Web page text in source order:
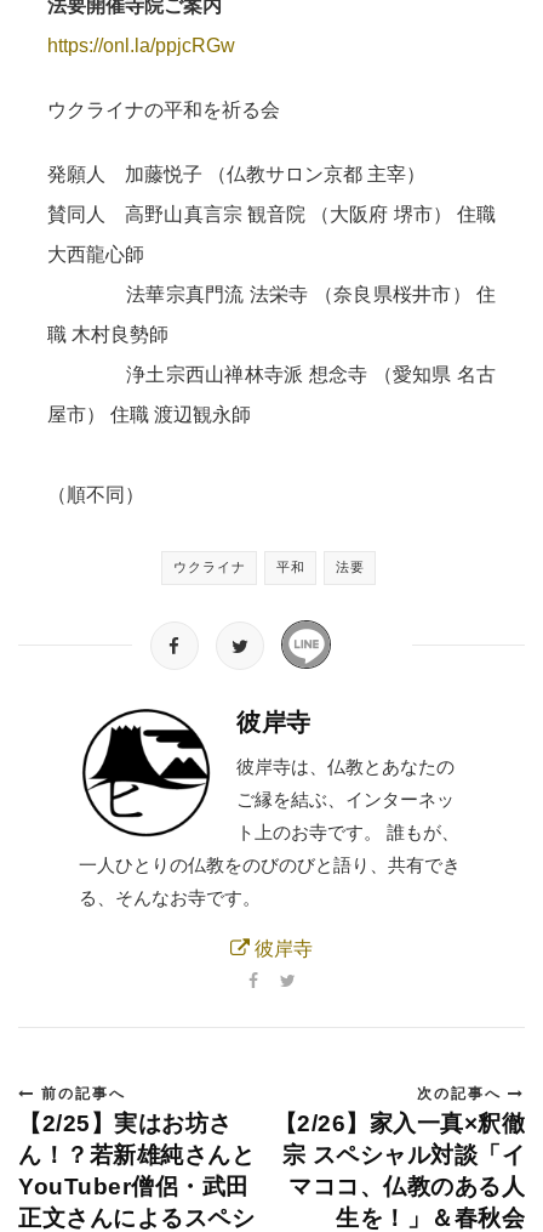
法要開催寺院ご案内
https://onl.la/ppjcRGw
ウクライナの平和を祈る会
発願⼈ 加藤悦⼦ （仏教サロン京都 主宰）
賛同⼈ ⾼野⼭真⾔宗 観⾳院 （⼤阪府 堺市） 住職
⼤⻄⿓⼼師
法華宗真⾨流 法栄寺 （奈良県桜井市） 住
職 ⽊村良勢師
浄⼟宗⻄⼭禅林寺派 想念寺 （愛知県 名古
屋市） 住職 渡辺観永師
（順不同）
ウクライナ 平和 法要
彼岸寺
彼岸寺は、仏教とあなたの
ご縁を結ぶ、インターネッ
ト上のお寺です。 誰もが、
一人ひとりの仏教をのびのびと語り、共有でき
る、そんなお寺です。
彼岸寺
前の記事へ
【2/25】実はお坊さ
ん！？若新雄純さんと
YouTuber僧侶・武田
正文さんによるスペシ
次の記事へ
【2/26】家入一真×釈徹
宗 スペシャル対談「イ
マココ、仏教のある人
生を！」＆春秋会